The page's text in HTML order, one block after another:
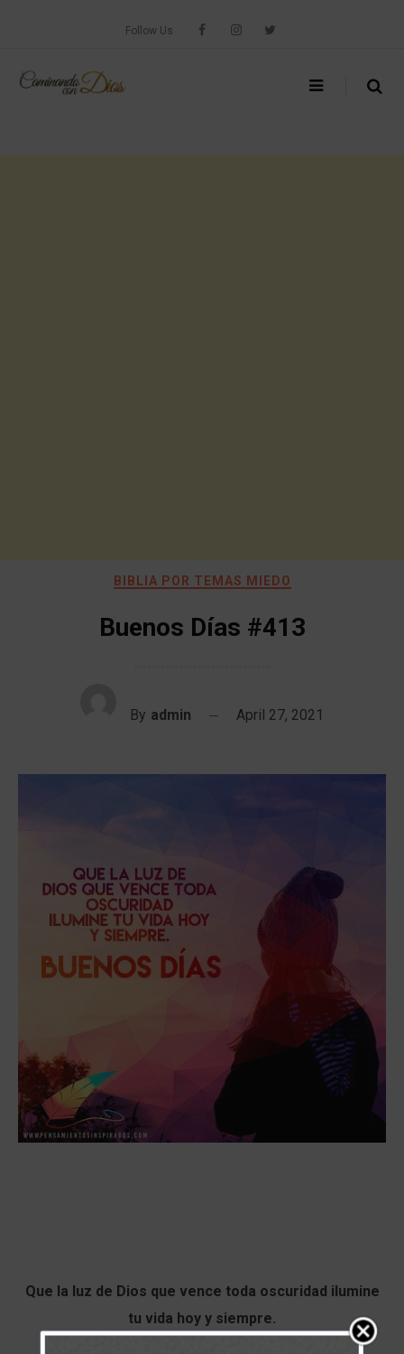
Follow Us
BIBLIA POR TEMAS MIEDO
Buenos Días #413
By admin April 27, 2021
Que la luz de Dios que vence toda oscuridad ilumine
tu vida hoy y siempre.